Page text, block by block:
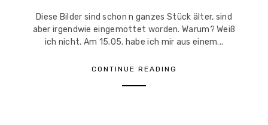
Diese Bilder sind schon n ganzes Stück älter, sind
aber irgendwie eingemottet worden. Warum? Weiß
ich nicht. Am 15.05. habe ich mir aus einem...
CONTINUE READING